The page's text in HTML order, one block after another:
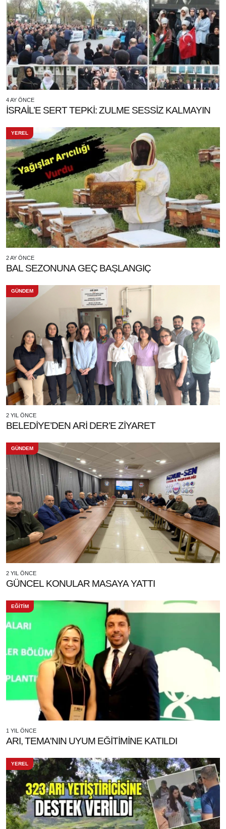
4 AY ÖNCE
İSRAİL’E SERT TEPKİ: ZULME SESSİZ KALMAYIN
YEREL
2 AY ÖNCE
BAL SEZONUNA GEÇ BAŞLANGIÇ
GÜNDEM
2 YIL ÖNCE
BELEDİYE’DEN ARİ DER’E ZİYARET
GÜNDEM
2 YIL ÖNCE
GÜNCEL KONULAR MASAYA YATTI
EĞİTİM
1 YIL ÖNCE
ARI, TEMA'NIN UYUM EĞİTİMİNE KATILDI
YEREL